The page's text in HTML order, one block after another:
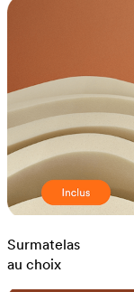
Surmatelas
au choix